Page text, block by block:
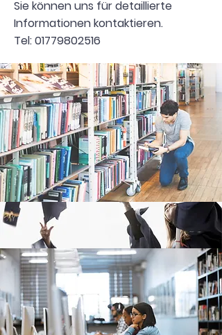
Sie können uns für detaillierte
Informationen kontaktieren.
Tel: 01779802516